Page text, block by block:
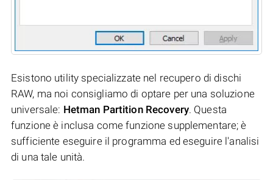
Esistono utility specializzate nel recupero di dischi
RAW, ma noi consigliamo di optare per una soluzione
universale: Hetman Partition Recovery. Questa
funzione è inclusa come funzione supplementare; è
sufficiente eseguire il programma ed eseguire l'analisi
di una tale unità.